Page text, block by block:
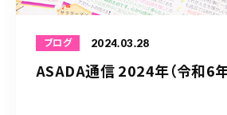
ブログ 2024.03.28
ASADA通信 2024年（令和6年